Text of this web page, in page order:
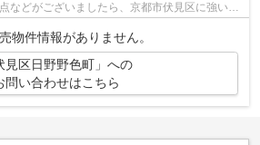
などがございましたら、京都市伏見区に強い当
物件情報がありません。
見区日野野色町」への
問い合わせはこちら